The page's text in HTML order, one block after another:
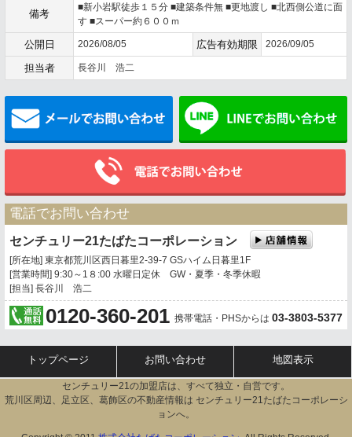
備考
■新小岩駅徒歩１５分 ■建築条件無 ■更地渡し ■北西側公道に面
す ■スーパー約６００ｍ
公開日 2026/08/05 広告有効期限 2026/09/05
担当者 長谷川 浩二
メールでお問い合わせ
電話でお問い合わせ
センチュリー21たばたコーポレーション
[所在地] 東京都荒川区西日暮里2-39-7 GSハイム日暮里1F
[営業時間] 9:30～1８:00 水曜日定休 GW・夏季・冬季休暇
[担当] 長谷川 浩二
0120-360-201 携帯電話・PHSからは 03-3803-5377
トップページ お問い合わせ 地図表示
センチュリー21の加盟店は、すべて独立・自営です。
荒川区周辺、足立区、葛飾区の不動産情報は センチュリー21たばたコーポレーシ
ョンへ。